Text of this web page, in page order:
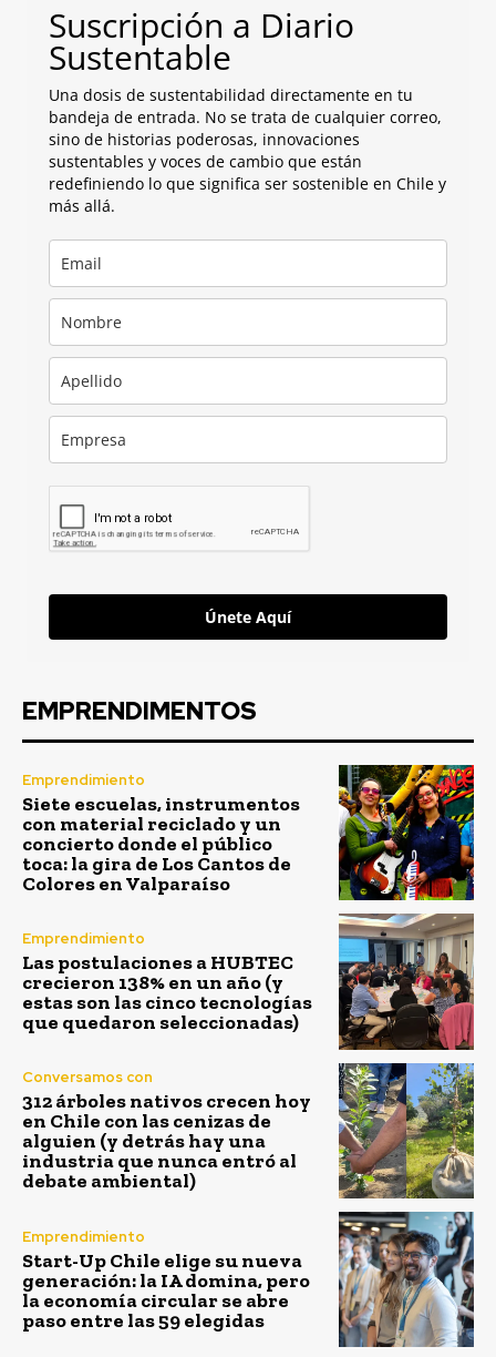
Suscripción a Diario
Sustentable
Una dosis de sustentabilidad directamente en tu
bandeja de entrada. No se trata de cualquier correo,
sino de historias poderosas, innovaciones
sustentables y voces de cambio que están
redefiniendo lo que significa ser sostenible en Chile y
más allá.
Únete Aquí
EMPRENDIMENTOS
Emprendimiento
Siete escuelas, instrumentos
con material reciclado y un
concierto donde el público
toca: la gira de Los Cantos de
Colores en Valparaíso
Emprendimiento
Las postulaciones a HUBTEC
crecieron 138% en un año (y
estas son las cinco tecnologías
que quedaron seleccionadas)
Conversamos con
312 árboles nativos crecen hoy
en Chile con las cenizas de
alguien (y detrás hay una
industria que nunca entró al
debate ambiental)
Emprendimiento
Start-Up Chile elige su nueva
generación: la IA domina, pero
la economía circular se abre
paso entre las 59 elegidas